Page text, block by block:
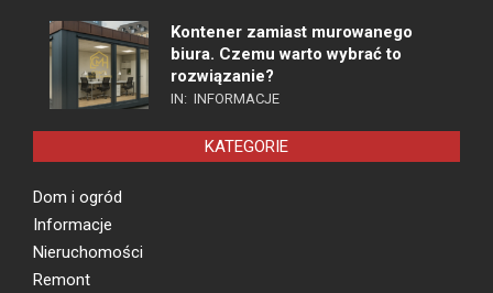
Kontener zamiast murowanego
biura. Czemu warto wybrać to
rozwiązanie?
IN: INFORMACJE
KATEGORIE
Dom i ogród
Informacje
Nieruchomości
Remont